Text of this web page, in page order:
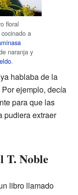
floral
a
naranja y
.
ya hablaba de la
ejemplo, decía
para que las
pudiera extraer
T. Noble
libro llamado